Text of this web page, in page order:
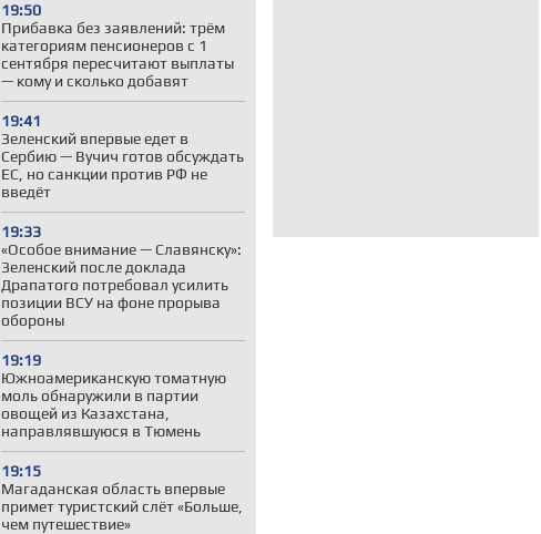
19:50
Прибавка без заявлений: трём
категориям пенсионеров с 1
сентября пересчитают выплаты
— кому и сколько добавят
19:41
Зеленский впервые едет в
Сербию — Вучич готов обсуждать
ЕС, но санкции против РФ не
введёт
19:33
«Особое внимание — Славянску»:
Зеленский после доклада
Драпатого потребовал усилить
позиции ВСУ на фоне прорыва
обороны
19:19
Южноамериканскую томатную
моль обнаружили в партии
овощей из Казахстана,
направлявшуюся в Тюмень
19:15
Магаданская область впервые
примет туристский слёт «Больше,
чем путешествие»